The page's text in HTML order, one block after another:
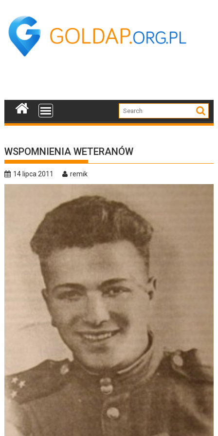
content
WSPOMNIENIA WETERANÓW
14 lipca 2011 remik